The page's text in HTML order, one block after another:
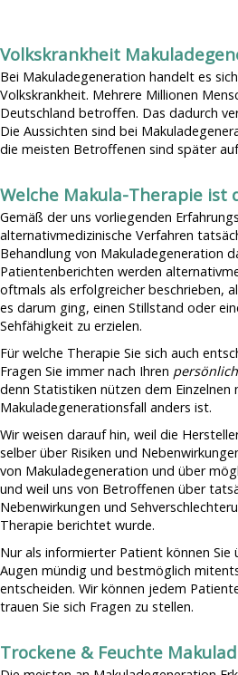
Volkskrankheit
Bei Makuladegeneration handelt es
Volkskrankheit. Mehrere Millionen
Deutschland betroffen. Das dadurch
Die Aussichten sind bei
die meisten Betroffenen sind später
Welche Makula-Therapie ist
Gemäß der uns vorliegenden
alternativmedizinische Verfahren
Behandlung von Makuladegeneration
Patientenberichten werden
oftmals als erfolgreicher beschrieben,
es darum ging, einen Stillstand oder
Sehfähigkeit zu erzielen.
Für welche Therapie Sie sich auch
Fragen Sie immer nach Ihren
denn Statistiken nützen dem Einzelnen
Makuladegenerationsfall anders ist.
Wir weisen darauf hin, weil die
selber über Risiken und
von Makuladegeneration und über
und weil uns von Betroffenen über
Nebenwirkungen und
Therapie berichtet wurde.
Nur als informierter Patient können Sie
Augen mündig und bestmöglich
entscheiden. Wir können jedem
trauen Sie sich Fragen zu stellen.
Trockene & Feuchte